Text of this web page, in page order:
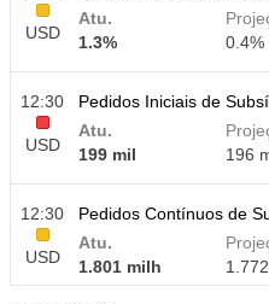
USD
Atu.
1.3%
0.4%
12:30
USD
Pedidos Iniciais de
Atu.
199 mil
196
12:30
USD
Pedidos Contínuos de
Atu.
1.801 milh